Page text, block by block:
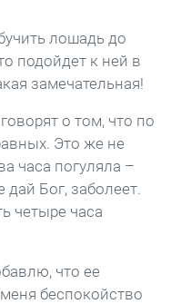
лошадь до
подойдет к ней в
замечательная!
о том, что по
Это же не
часа погуляла –
Бог, заболеет.
четыре часа
что ее
беспокойство